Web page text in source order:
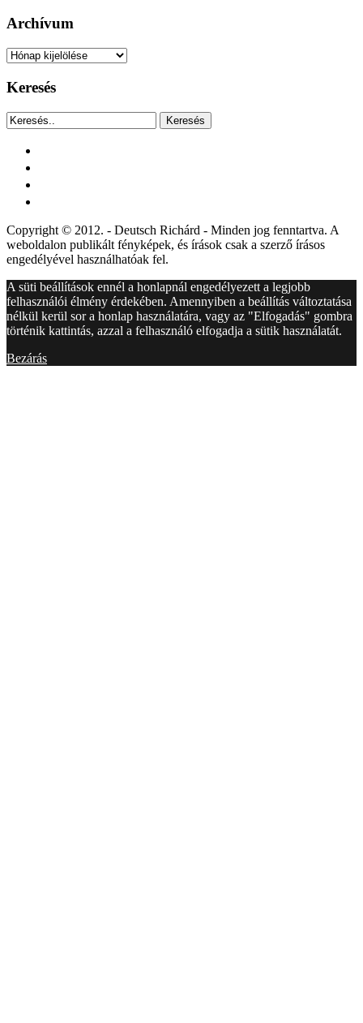
Archívum
Archívum
Keresés
Keresés
Copyright © 2012. - Deutsch Richárd - Minden jog fenntartva. A
weboldalon publikált fényképek, és írások csak a szerző írásos
engedélyével használhatóak fel.
A süti beállítások ennél a honlapnál engedélyezett a legjobb
felhasználói élmény érdekében. Amennyiben a beállítás változtatása
nélkül kerül sor a honlap használatára, vagy az "Elfogadás" gombra
történik kattintás, azzal a felhasználó elfogadja a sütik használatát.
Bezárás